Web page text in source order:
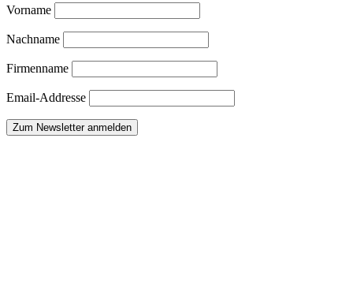
Vorname
Nachname
Firmenname
Email-Addresse